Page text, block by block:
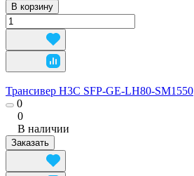
В корзину
Трансивер H3C SFP-GE-LH80-SM1550
0
0
В наличии
Заказать